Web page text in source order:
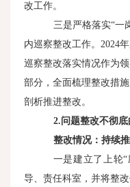
改工作。
三是严格落实“一
内巡察整改工作。2024
巡察整改落实情况作为
部分，全面梳理整改措
剖析推进整改。
2. 问题整改不彻
整改情况：持续推
一是建立了上轮
导、责任科室，并将整